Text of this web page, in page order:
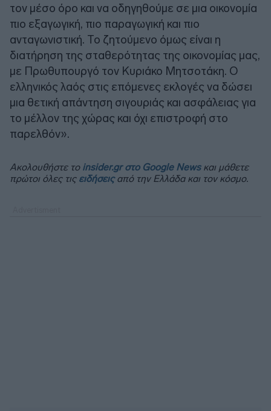
τον μέσο όρο και να οδηγηθούμε σε μια οικονομία
πιο εξαγωγική, πιο παραγωγική και πιο
ανταγωνιστική. Το ζητούμενο όμως είναι η
διατήρηση της σταθερότητας της οικονομίας μας,
με Πρωθυπουργό τον Κυριάκο Μητσοτάκη. Ο
ελληνικός λαός στις επόμενες εκλογές να δώσει
μια θετική απάντηση σιγουριάς και ασφάλειας για
το μέλλον της χώρας και όχι επιστροφή στο
παρελθόν».
Ακολουθήστε το insider.gr στο Google Newsκαι μάθετε
πρώτοι όλες τις ειδήσειςαπό την Ελλάδα και τον κόσμο.